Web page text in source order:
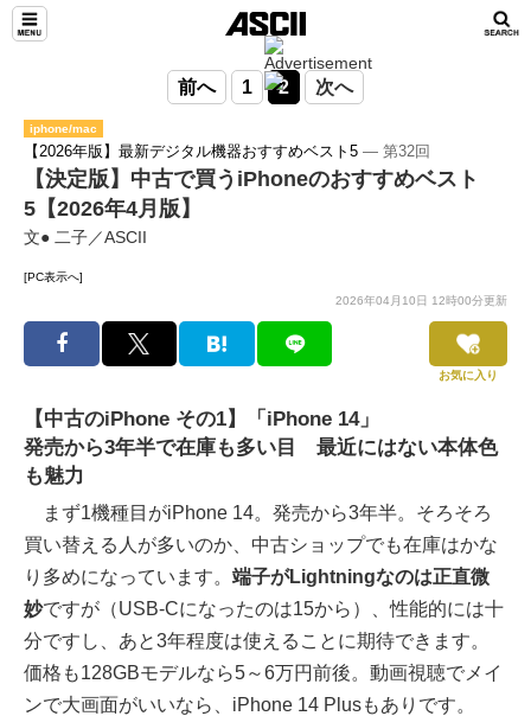
前へ 1 2 次へ
iphone/mac
【2026年版】最新デジタル機器おすすめベスト5 ― 第32回
【決定版】中古で買うiPhoneのおすすめベスト
5【2026年4月版】
文● 二子／ASCII
[PC表示へ]
2026年04月10日 12時00分更新
お気に入り
【中古のiPhone その1】「iPhone 14」
発売から3年半で在庫も多い目 最近にはない本体色
も魅力
まず1機種目がiPhone 14。発売から3年半。そろそろ
買い替える人が多いのか、中古ショップでも在庫はかな
り多めになっています。 端子がLightningなのは正直微
妙ですが（USB-Cになったのは15から）、性能的には十
分ですし、あと3年程度は使えることに期待できます。
価格も128GBモデルなら5～6万円前後。動画視聴でメイ
ンで大画面がいいなら、iPhone 14 Plusもありです。